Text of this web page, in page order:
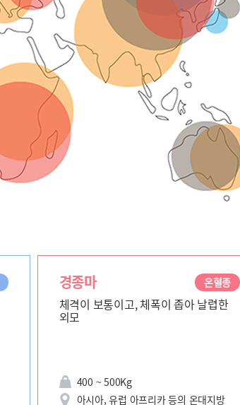
경종마 온혈종
체격이 보통이고, 체폭이 좁아 날렵한
외모
400 ~ 500Kg
아시아, 유럽 아프리카 등의 온대지방